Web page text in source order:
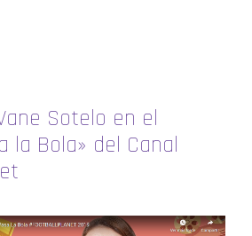
Sotelo en el
la Bola» del Canal